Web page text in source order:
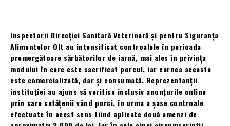
Inspectorii Direcției Sanitară Veterinară și pentru Siguranța
Alimentelor Olt au intensificat controalele în perioada
premergătoare sărbătorilor de iarnă, mai ales în privința
modului în care este sacrificat porcul, iar carnea aceasta
este comercializată, dar și consumată. Reprezentanții
instituției au ajuns să verifice inclusiv anunțurile online
prin care cetățenii vând porci, în urma a șase controale
efectuate în acest sens fiind aplicate două amenzi de